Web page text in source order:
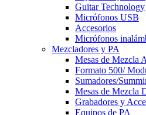
Guitar Technology
Micrófonos USB
Accesorios
Micrófonos
Mezcladores y PA
Mesas de Mezcla
Formato 500/
Sumadores/
Mesas de Mezcla
Grabadores y
Equipos de PA